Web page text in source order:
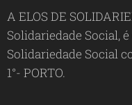
A ELOS DE
Solidariedade Social,
Solidariedade Social
1°- PORTO.